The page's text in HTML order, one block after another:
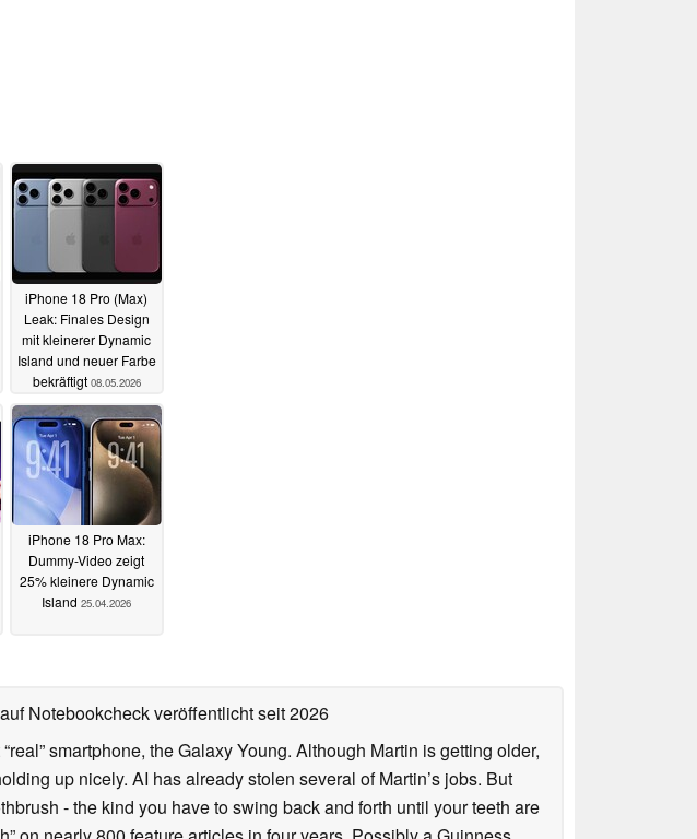
iPhone 18 Pro (Max)
Leak: Finales Design
mit kleinerer Dynamic
Island und neuer Farbe
bekräftigt 08.05.2026
iPhone 18 Pro Max:
Dummy-Video zeigt
25% kleinere Dynamic
Island 25.04.2026
Notebookcheck veröffentlichtseit 2026
smartphone, the Galaxy Young. Although Martin is getting older,
up nicely. AI has already stolen several of Martin’s jobs. But
- the kind you have to swing back and forth until your teeth are